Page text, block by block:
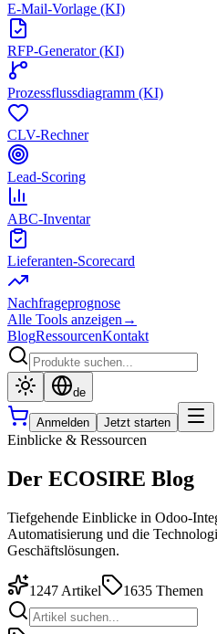
E-Mail-Vorlage (KI)
RFP-Generator (KI)
Prozessflussdiagramm (KI)
CLV-Rechner
Lead-Scoring
ABC-Inventar
Lieferanten-Scorecard
Nachfrageprognose
Alle Tools anzeigen →
BlogRessourcenKontakt
de
Anmelden Jetzt starten
Einblicke & Ressourcen
Der ECOSIRE Blog
Tiefgehende Einblicke in Odoo-
Automatisierung und die
Geschäftslösungen.
1247 Artikel 1635 Themen